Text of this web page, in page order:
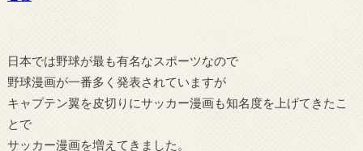
日本では野球が最も有名なスポーツなので
野球漫画が一番多く発表されていますが
キャプテン翼を皮切りにサッカー漫画も知名度を上げてきたこ
とで
サッカー漫画を増えてきました。